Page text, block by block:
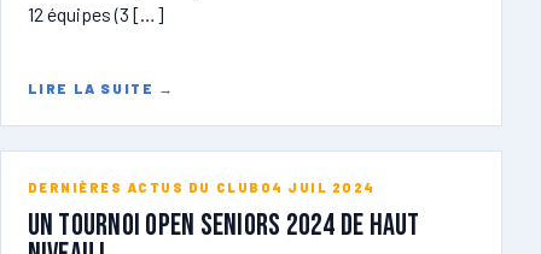
12 équipes (3 […]
LIRE LA SUITE →
DERNIÈRES ACTUS DU CLUB 04 JUIL 2024
Un tournoi open seniors 2024 de haut